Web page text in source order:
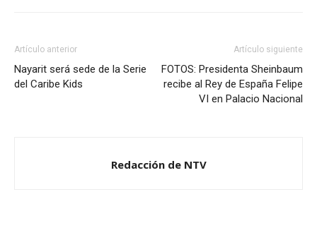
Artículo anterior
Nayarit será sede de la Serie
del Caribe Kids
Artículo siguiente
FOTOS: Presidenta Sheinbaum
recibe al Rey de España Felipe
VI en Palacio Nacional
Redacción de NTV